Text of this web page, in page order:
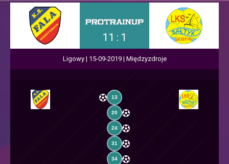
11 : 1
Ligowy | 15-09-2019 | Międzyzdroje
13
20
24
31
34